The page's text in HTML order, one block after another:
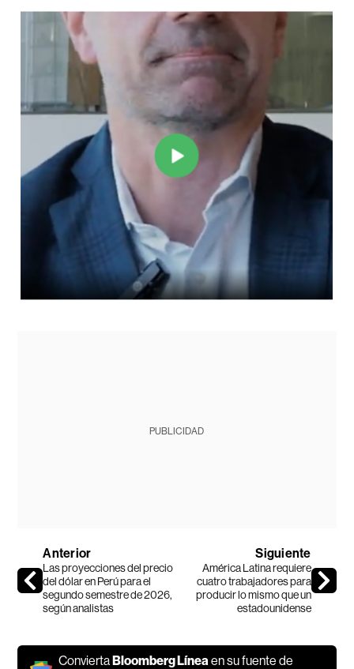
PUBLICIDAD
Anterior
Las proyecciones del precio
del dólar en Perú para el
segundo semestre de 2026,
según analistas
Siguiente
América Latina requiere
cuatro trabajadores para
producir lo mismo que un
estadounidense
ConviertaBloomberg Línea en su fuente de